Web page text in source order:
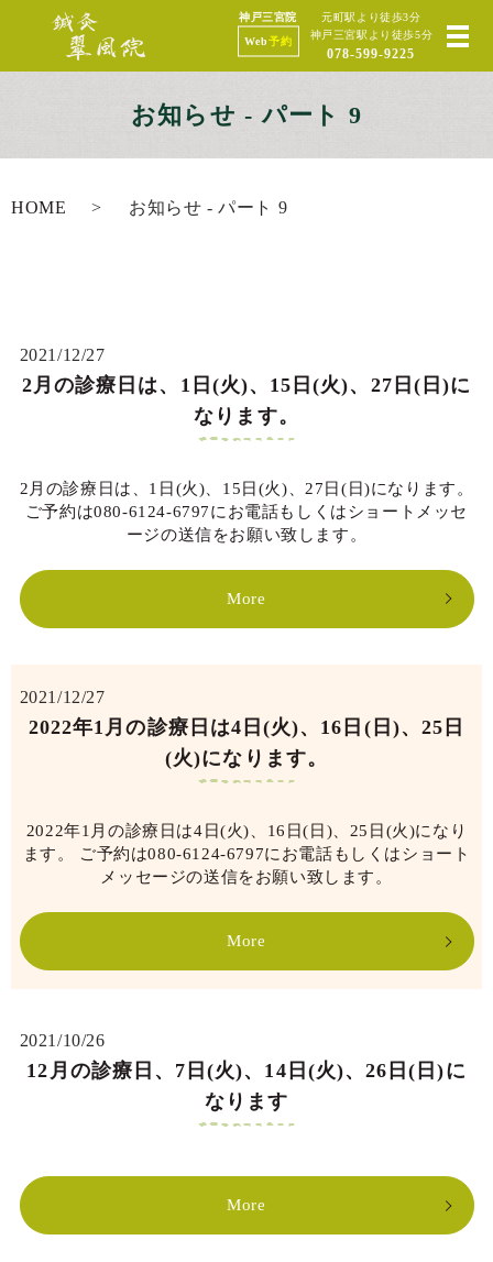
神戸三宮院
Web予約
元町駅より徒歩3分
神戸三宮駅より徒歩5分
078-599-9225
お知らせ - パート 9
HOME お知らせ - パート 9
2021/12/27
2月の診療日は、1日(火)、15日(火)、27日(日)に
なります。
2月の診療日は、1日(火)、15日(火)、27日(日)になります。
ご予約は080-6124-6797にお電話もしくはショートメッセ
ージの送信をお願い致します。
More
2021/12/27
2022年1月の診療日は4日(火)、16日(日)、25日
(火)になります。
2022年1月の診療日は4日(火)、16日(日)、25日(火)になり
ます。 ご予約は080-6124-6797にお電話もしくはショート
メッセージの送信をお願い致します。
More
2021/10/26
12月の診療日、7日(火)、14日(火)、26日(日)に
なります
More